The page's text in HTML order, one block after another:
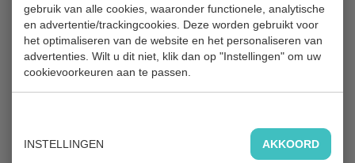
gebruik van alle cookies, waaronder functionele, analytische
en advertentie/trackingcookies. Deze worden gebruikt voor
het optimaliseren van de website en het personaliseren van
advertenties. Wilt u dit niet, klik dan op "Instellingen" om uw
cookievoorkeuren aan te passen.
INSTELLINGEN AKKOORD
Bezoekadres
Park Hitland
Blaardorpseweg 1